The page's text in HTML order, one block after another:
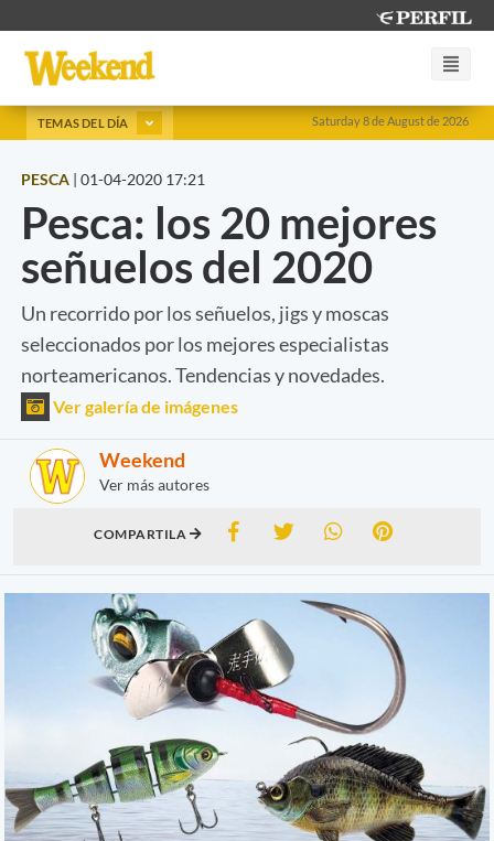
Saturday 8 de August de 2026
TEMAS DEL DÍA
PESCA | 01-04-2020 17:21
Pesca: los 20 mejores
señuelos del 2020
Un recorrido por los señuelos, jigs y moscas
seleccionados por los mejores especialistas
norteamericanos. Tendencias y novedades.
Ver galería de imágenes
Weekend
Ver más autores
COMPARTILA